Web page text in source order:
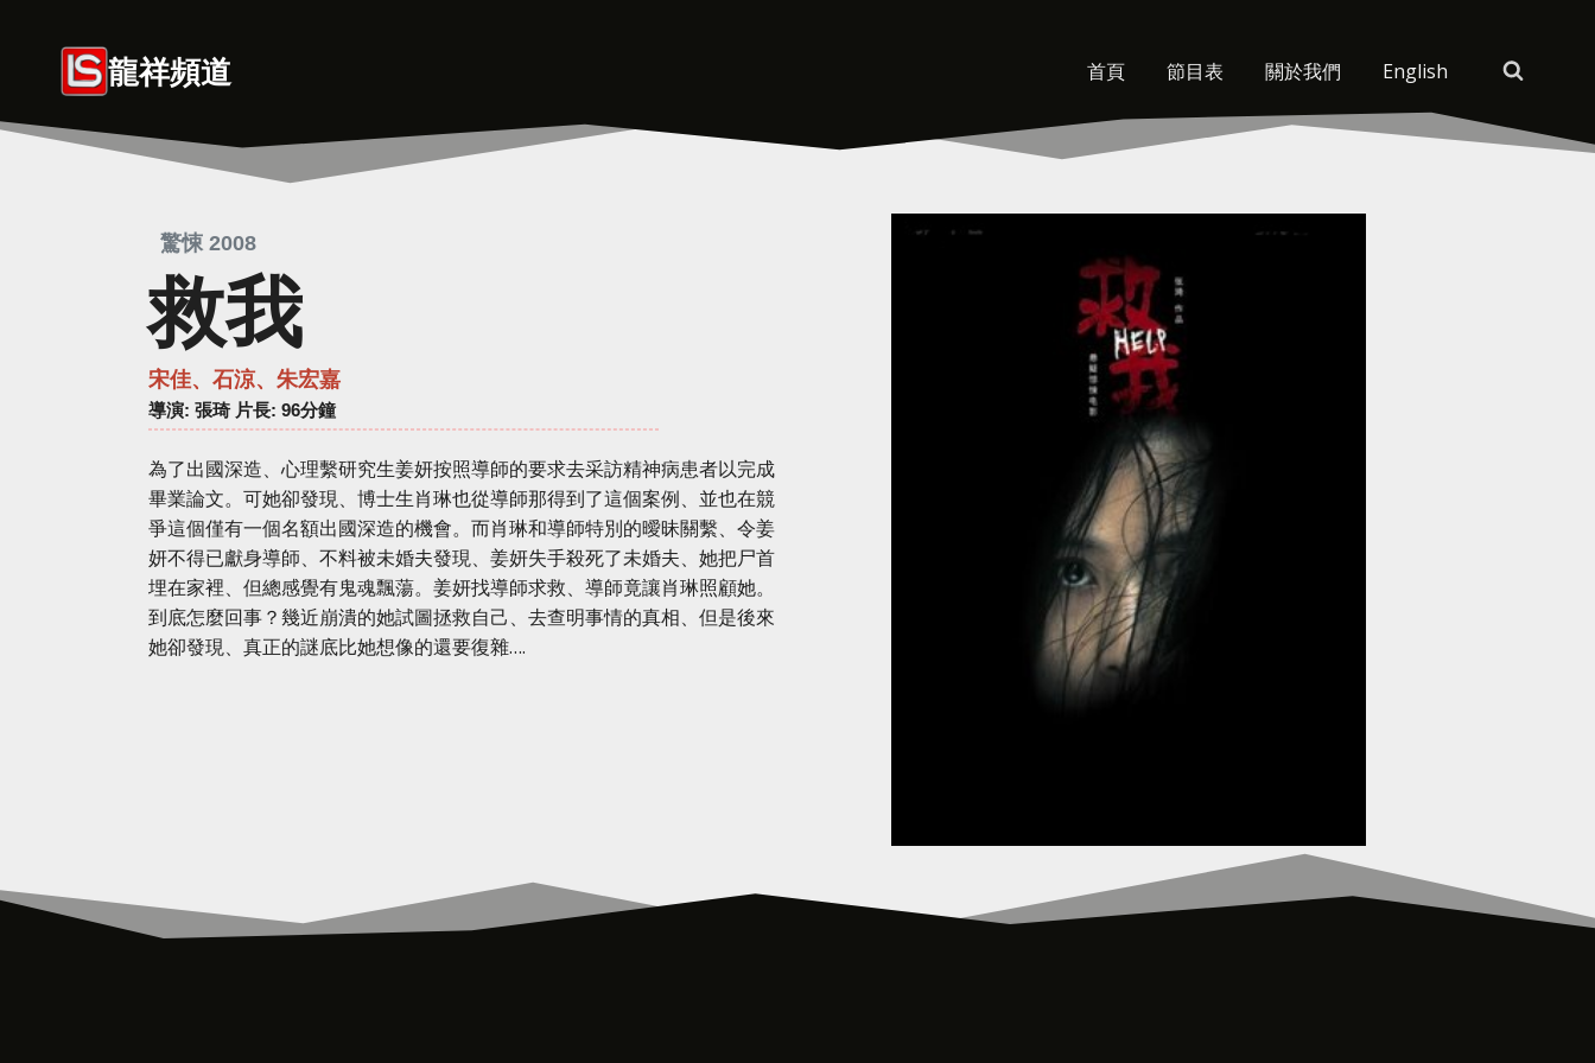
龍祥頻道 首頁 節目表 關於我們 English
驚悚 2008
救我
宋佳、石涼、朱宏嘉
導演: 張琦 片長: 96分鐘
為了出國深造、心理繫研究生姜妍按照導師的要求去采訪精神病患者以完成
畢業論文。可她卻發現、博士生肖琳也從導師那得到了這個案例、並也在競
爭這個僅有一個名額出國深造的機會。而肖琳和導師特別的曖昧關繫、令姜
妍不得已獻身導師、不料被未婚夫發現、姜妍失手殺死了未婚夫、她把尸首
埋在家裡、但總感覺有鬼魂飄蕩。姜妍找導師求救、導師竟讓肖琳照顧她。
到底怎麼回事？幾近崩潰的她試圖拯救自己、去查明事情的真相、但是後來
她卻發現、真正的謎底比她想像的還要復雜….